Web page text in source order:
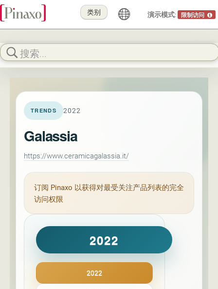
演示模式: 限制访问
类别
TRENDS 2022
Galassia
https://www.ceramicagalassia.it/
订阅 Pinaxo 以获得对最受关注产品列表的完全
访问权限
2022
2022